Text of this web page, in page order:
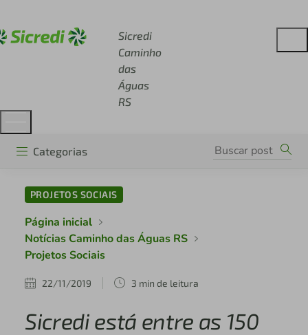
Sicredi
Caminho
das
Águas
RS
Categorias
PROJETOS SOCIAIS
Página inicial
Notícias Caminho das Águas RS
Projetos Sociais
22/11/2019 3 min de leitura
Sicredi está entre as 150